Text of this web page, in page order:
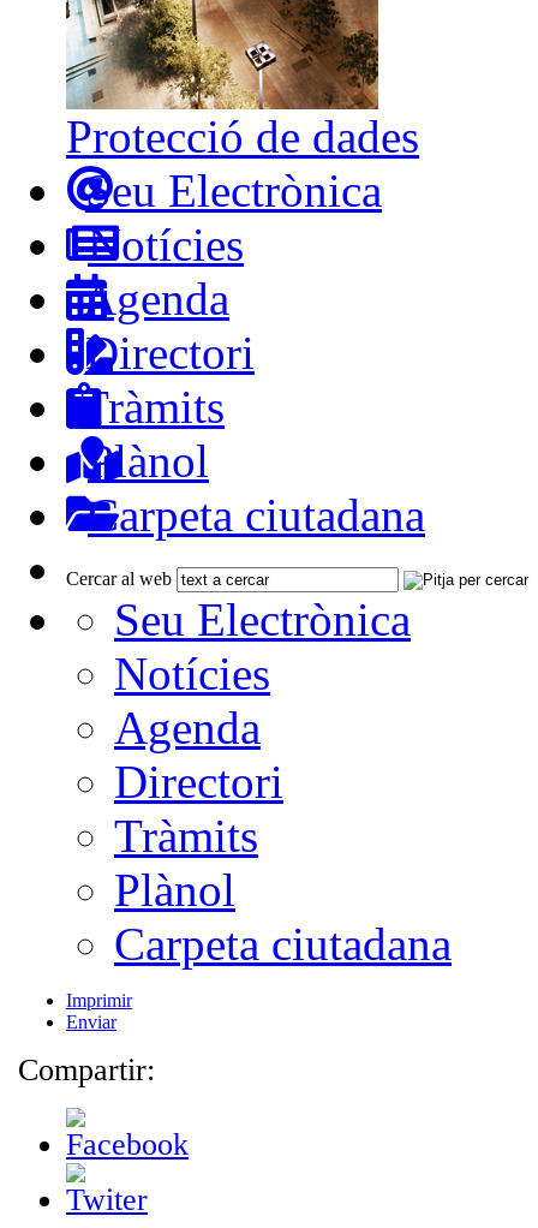
Protecció de dades
Seu Electrònica
Notícies
Agenda
Directori
Tràmits
Plànol
Carpeta ciutadana
Cercar al web
Seu Electrònica
Notícies
Agenda
Directori
Tràmits
Plànol
Carpeta ciutadana
Imprimir
Enviar
Compartir: